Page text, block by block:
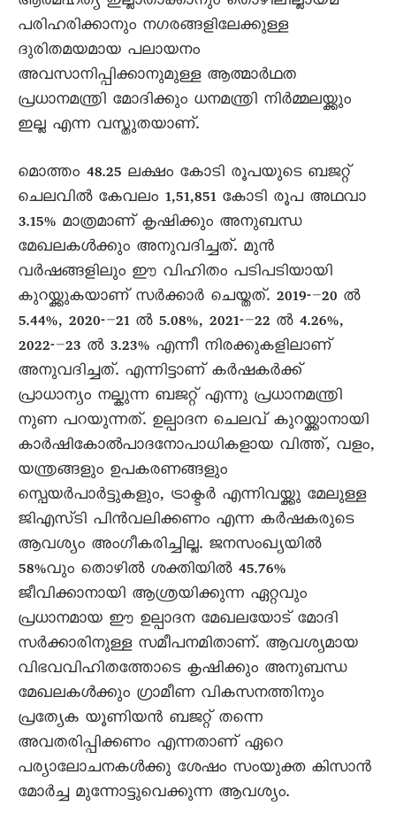
പരിഹരിക്കാനും നഗരങ്ങളിലേക്കുള്ള
ദുരിതമയമായ പലായനം
അവസാനിപ്പിക്കാനുമുള്ള ആത്മാർഥത
പ്രധാനമന്ത്രി മോദിക്കും ധനമന്ത്രി നിർമ്മലയ്ക്കും
ഇല്ല എന്ന വസ്തുതയാണ്.
മൊത്തം 48.25 ലക്ഷം കോടി രൂപയുടെ ബജറ്റ്
ചെലവിൽ കേവലം 1,51,851 കോടി രൂപ അഥവാ
3.15% മാത്രമാണ് കൃഷിക്കും അനുബന്ധ
മേഖലകൾക്കും അനുവദിച്ചത്. മുൻ
വർഷങ്ങളിലും ഈ വിഹിതം പടിപടിയായി
കുറയ്ക്കുകയാണ് സർക്കാർ ചെയ്തത്. 2019-–20 ൽ
5.44%, 2020-–21 ൽ 5.08%, 2021-–22 ൽ 4.26%,
2022-–23 ൽ 3.23% എന്നീ നിരക്കുകളിലാണ്
അനുവദിച്ചത്. എന്നിട്ടാണ് കർഷകർക്ക്
പ്രാധാന്യം നല്കുന്ന ബജറ്റ് എന്നു പ്രധാനമന്ത്രി
നുണ പറയുന്നത്. ഉല്പാദന ചെലവ് കുറയ്ക്കാനായി
കാർഷികോൽപാദനോപാധികളായ വിത്ത്, വളം,
യന്ത്രങ്ങളും ഉപകരണങ്ങളും
സ്പെയർപാർട്ടുകളും, ട്രാക്ടർ എന്നിവയ്ക്കു മേലുള്ള
ജിഎസ്ടി പിൻവലിക്കണം എന്ന കർഷകരുടെ
ആവശ്യം അംഗീകരിച്ചില്ല. ജനസംഖ്യയിൽ
58%വും തൊഴിൽ ശക്തിയിൽ 45.76%
ജീവിക്കാനായി ആശ്രയിക്കുന്ന ഏറ്റവും
പ്രധാനമായ ഈ ഉല്പാദന മേഖലയോട് മോദി
സർക്കാരിനുള്ള സമീപനമിതാണ്. ആവശ്യമായ
വിഭവവിഹിതത്തോടെ കൃഷിക്കും അനുബന്ധ
മേഖലകൾക്കും ഗ്രാമീണ വികസനത്തിനും
പ്രത്യേക യൂണിയൻ ബജറ്റ് തന്നെ
അവതരിപ്പിക്കണം എന്നതാണ് ഏറെ
പര്യാലോചനകൾക്കു ശേഷം സംയുക്ത കിസാൻ
മോർച്ച മുന്നോട്ടുവെക്കുന്ന ആവശ്യം.